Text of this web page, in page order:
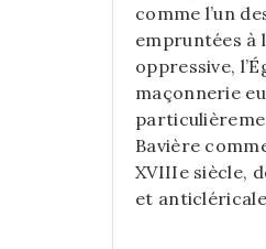
comme l’un
empruntées à
oppressive,
maçonnerie
Bavière
XVIIIe siècle,
et